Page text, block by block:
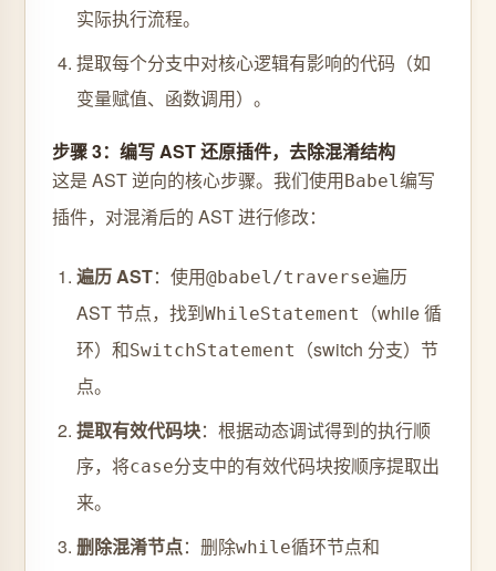
实际执行流程。
提取每个分支中对核心逻辑有影响的代码（如
变量赋值、函数调用）。
步骤 3：编写 AST 还原插件，去除混淆结构
这是 AST 逆向的核心步骤。我们使用Babel编写
插件，对混淆后的 AST 进行修改：
遍历 AST：使用@babel/traverse遍历
AST 节点，找到WhileStatement
（while 循
环）和SwitchStatement
（switch 分支）节
点。
提取有效代码块：根据动态调试得到的执行顺
序，将case分支中的有效代码块按顺序提取出
来。
删除混淆节点：删除while循环节点和